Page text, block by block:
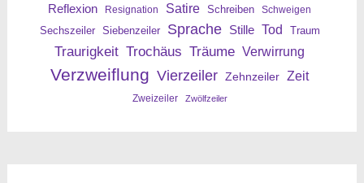
Reflexion
Resignation Satire Schreiben Schweigen
Sechszeiler Siebenzeiler Sprache Stille Tod Traum
Traurigkeit Trochäus Träume Verwirrung
Verzweiflung Vierzeiler Zehnzeiler Zeit
Zweizeiler Zwölfzeiler